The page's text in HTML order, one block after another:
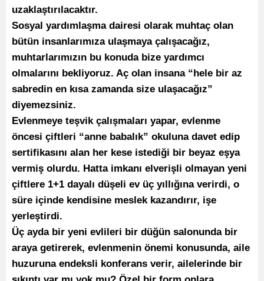
uzaklaştırılacaktır.
Sosyal yardımlaşma dairesi olarak muhtaç olan
bütün insanlarımıza ulaşmaya çalışacağız,
muhtarlarımızın bu konuda bize yardımcı
olmalarını bekliyoruz. Aç olan insana “hele bir az
sabredin en kısa zamanda size ulaşacağız”
diyemezsiniz.
Evlenmeye teşvik çalışmaları yapar, evlenme
öncesi çiftleri “anne babalık” okuluna davet edip
sertifikasını alan her kese istediği bir beyaz eşya
vermiş olurdu. Hatta imkanı elverişli olmayan yeni
çiftlere 1+1 dayalı düşeli ev üç yıllığına verirdi, o
süre içinde kendisine meslek kazandırır, işe
yerleştirdi.
Üç ayda bir yeni evlileri bir düğün salonunda bir
araya getirerek, evlenmenin önemi konusunda, aile
huzuruna endeksli konferans verir, ailelerinde bir